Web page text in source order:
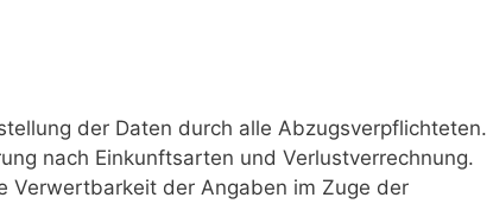
der Daten durch alle Abzugsverpflichteten.
nach Einkunftsarten und Verlustverrechnung.
Verwertbarkeit der Angaben im Zuge der